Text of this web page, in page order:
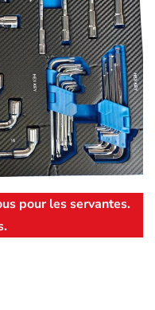
pour les servantes.